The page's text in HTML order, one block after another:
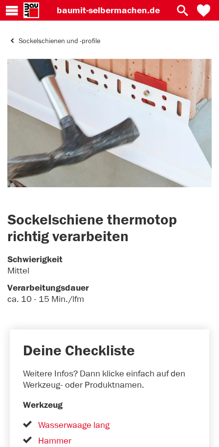
baumit-selbermachen.de
Sockelschienen und -profile
Sockelschiene thermotop
richtig verarbeiten
Schwierigkeit
Mittel
Verarbeitungsdauer
ca. 10 - 15 Min./lfm
Deine Checkliste
Weitere Infos? Dann klicke einfach auf den
Werkzeug- oder Produktnamen.
Werkzeug
Wasserwaage lang
Hammer